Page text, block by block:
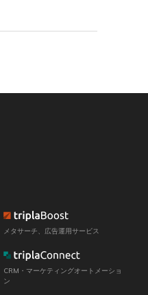
メタサーチ、広告運用サービス
CRM・マーケティングオートメーショ
ン